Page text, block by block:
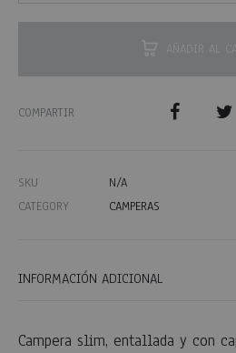
AÑADIR AL
COMPARTIR
SKU
N/A
CATEGORY
CAMPERAS
INFORMACIÓN ADICIONAL
Campera slim, entallada y con